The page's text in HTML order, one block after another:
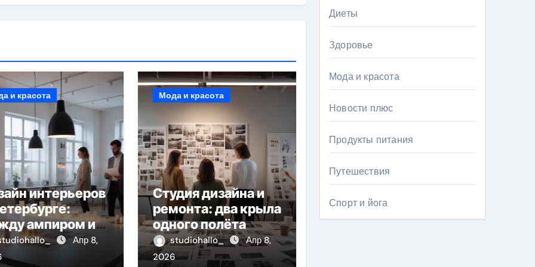
и красота
интерьеров
ампиром и
Апр 8,
Мода и красота
Студия дизайна и
ремонта: два крыла
одного полёта
studiohallo_
Апр 8,
2026
Диеты
Здоровье
Мода и красота
Новости плюс
Продукты питания
Путешествия
Спорт и йога